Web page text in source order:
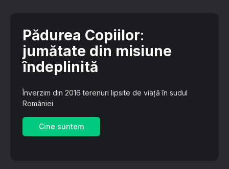
Pădurea Copiilor:
jumătate din misiune
îndeplinită
Înverzim din 2016 terenuri lipsite de viață în sudul
României
Cine suntem